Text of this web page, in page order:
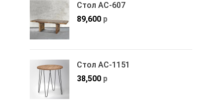
Стол АС-607
89,600 р
Стол АС-1151
38,500 р